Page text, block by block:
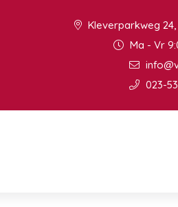
Kleverparkweg 24,
Ma - Vr
023-